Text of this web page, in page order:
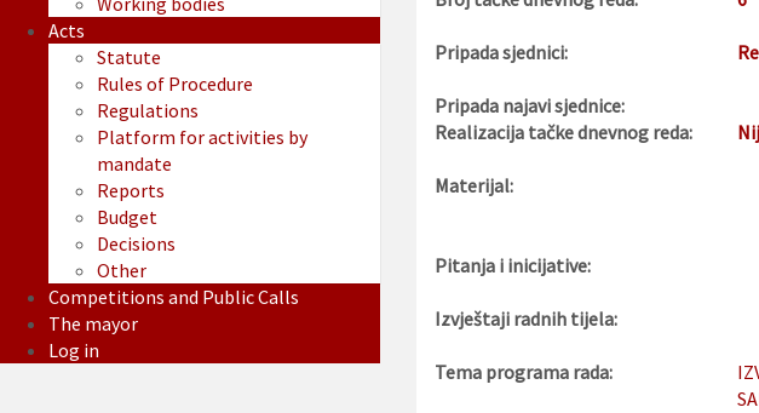
Pripada sjednici:
Pripada najavi sjednice:
Realizacija tačke dnevnog reda:
Materijal:
Pitanja i inicijative:
Izvještaji radnih tijela:
Tema programa rada:
Acts
Statute
Rules of Procedure
Regulations
Platform for activities by
mandate
Reports
Budget
Decisions
Other
Competitions and Public Calls
The mayor
Log in